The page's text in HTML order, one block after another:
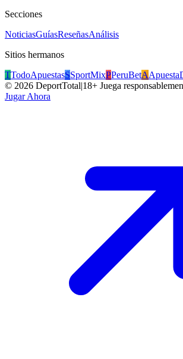
Secciones
NoticiasGuíasReseñasAnálisis
Sitios hermanos
TTodoApuestasSSportMixPPeruBetA
© 2026 DeportTotal|18+ Juega
Jugar Ahora